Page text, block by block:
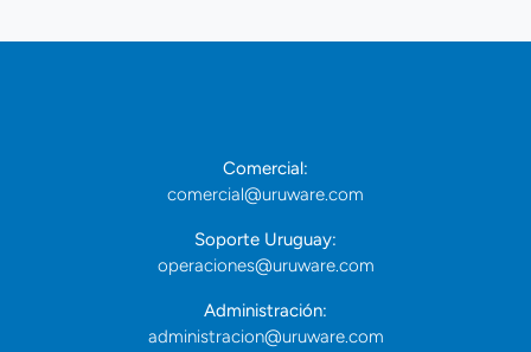
Comercial:
comercial@uruware.com
Soporte Uruguay:
operaciones@uruware.com
Administración:
administracion@uruware.com